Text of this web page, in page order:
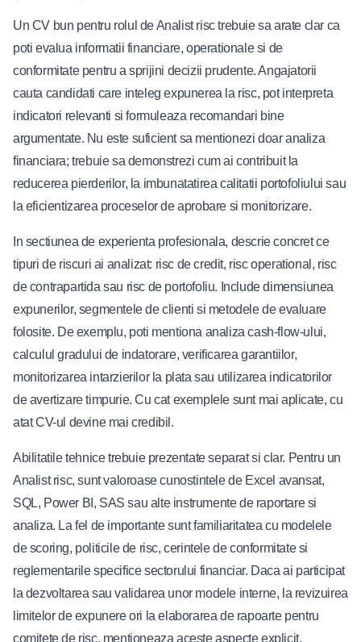
Un CV bun pentru rolul de Analist risc trebuie sa arate clar ca
poti evalua informatii financiare, operationale si de
conformitate pentru a sprijini decizii prudente. Angajatorii
cauta candidati care inteleg expunerea la risc, pot interpreta
indicatori relevanti si formuleaza recomandari bine
argumentate. Nu este suficient sa mentionezi doar analiza
financiara; trebuie sa demonstrezi cum ai contribuit la
reducerea pierderilor, la imbunatatirea calitatii portofoliului sau
la eficientizarea proceselor de aprobare si monitorizare.
In sectiunea de experienta profesionala, descrie concret ce
tipuri de riscuri ai analizat: risc de credit, risc operational, risc
de contrapartida sau risc de portofoliu. Include dimensiunea
expunerilor, segmentele de clienti si metodele de evaluare
folosite. De exemplu, poti mentiona analiza cash-flow-ului,
calculul gradului de indatorare, verificarea garantiilor,
monitorizarea intarzierilor la plata sau utilizarea indicatorilor
de avertizare timpurie. Cu cat exemplele sunt mai aplicate, cu
atat CV-ul devine mai credibil.
Abilitatile tehnice trebuie prezentate separat si clar. Pentru un
Analist risc, sunt valoroase cunostintele de Excel avansat,
SQL, Power BI, SAS sau alte instrumente de raportare si
analiza. La fel de importante sunt familiaritatea cu modelele
de scoring, politicile de risc, cerintele de conformitate si
reglementarile specifice sectorului financiar. Daca ai participat
la dezvoltarea sau validarea unor modele interne, la revizuirea
limitelor de expunere ori la elaborarea de rapoarte pentru
comitete de risc, mentioneaza aceste aspecte explicit.